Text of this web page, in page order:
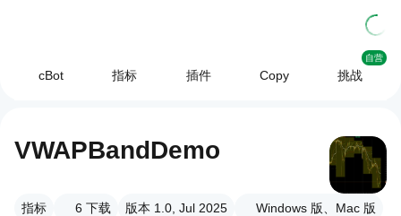
cBot 指标 插件 Copy 挑战
自营
VWAPBandDemo
指标 6 下载 版本 1.0, Jul 2025 Windows 版、Mac 版